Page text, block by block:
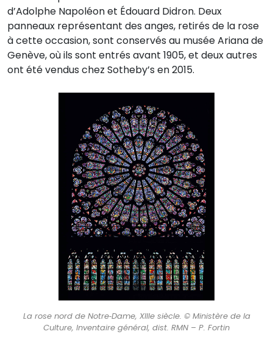
d’Adolphe Napoléon et Édouard Didron. Deux
panneaux représentant des anges, retirés de la rose
à cette occasion, sont conservés au musée Ariana de
Genève, où ils sont entrés avant 1905, et deux autres
ont été vendus chez Sotheby’s en 2015.
La rose nord de Notre‑Dame, XIIIe siècle. © Ministère de la
Culture, Inventaire général, dist. RMN – P. Fortin